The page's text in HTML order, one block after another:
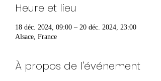
Heure et lieu
18 déc. 2024, 09:00 – 20 déc. 2024, 23:00
Alsace, France
À propos de l'événement